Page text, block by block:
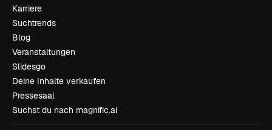
Karriere
Suchtrends
Blog
Veranstaltungen
Slidesgo
Deine Inhalte verkaufen
Pressesaal
Suchst du nach magnific.ai